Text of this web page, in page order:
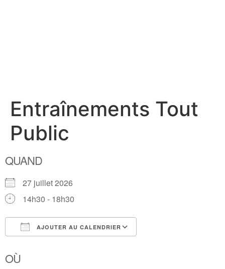
Entraînements Tout
Public
QUAND
27 juillet 2026
14h30 - 18h30
AJOUTER AU CALENDRIER
OÙ